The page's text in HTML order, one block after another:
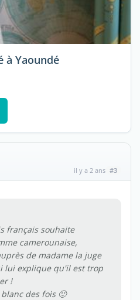
à Yaoundé
il y a 2 ans #3
français souhaite
camerounaise,
de madame la juge
lui explique qu'il est trop
!
des fois 🙂